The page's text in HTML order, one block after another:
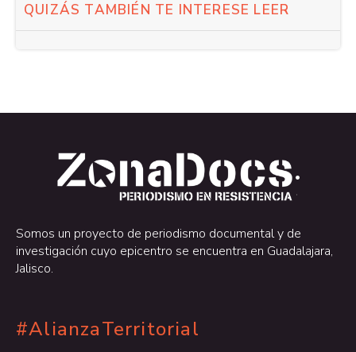
QUIZÁS TAMBIÉN TE INTERESE LEER
.
.
Somos un proyecto de periodismo documental y de
investigación cuyo epicentro se encuentra en Guadalajara,
Jalisco.
#AlianzaTerritorial